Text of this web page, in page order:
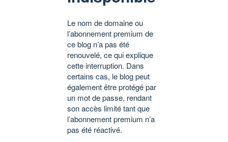
Le nom de domaine ou
l’abonnement premium de
ce blog n’a pas été
renouvelé, ce qui explique
cette interruption. Dans
certains cas, le blog peut
également être protégé par
un mot de passe, rendant
son accès limité tant que
l’abonnement premium n’a
pas été réactivé.